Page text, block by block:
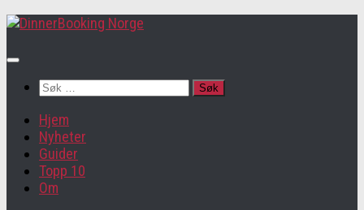
Søk
Hjem
Nyheter
Guider
Topp 10
Om